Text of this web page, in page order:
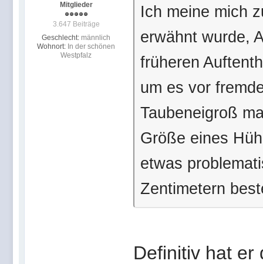
Mitglieder
3.647 Beiträge
Geschlecht: männlich
Wohnort: In der schönen
Westpfalz
Ich meine mich
erwähnt wurde,
früheren
um es vor
Taubeneigroß
Größe eines
etwas
Zentimetern
Definitiv hat er